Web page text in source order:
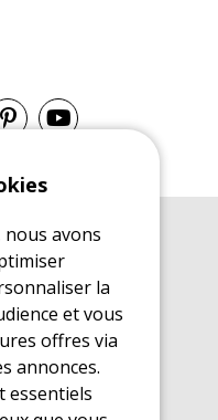
loisirs
avons
la
et vous
offres via
annonces.
essentiels